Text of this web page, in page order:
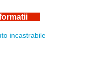
incastrabile